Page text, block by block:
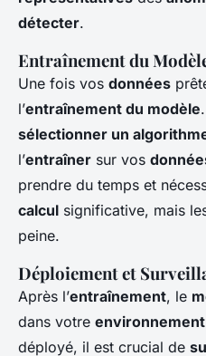
détecter.
Entraînement du
Une fois vos données
l’entraînement du modèle
sélectionner un
l’entraîner sur vos
prendre du temps et
calcul significative, mais
peine.
Déploiement et
Après l’entraînement, le
dans votre
déployé, il est crucial de